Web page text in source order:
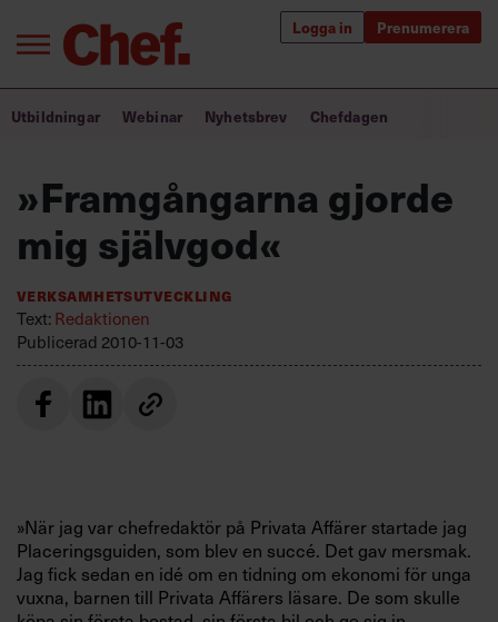
Logga in Prenumerera
Annonsera
Villkor och policy för
personuppgiftsbehandling
Sök
Bra ledare förändrar världen
Innehåll från Chef
Utbildning för ledare
Chefakademin+
Populära utbildningar
Utbildningar Webinar Nyhetsbrev Chefdagen
»Framgångarna gjorde
mig självgod«
Verksamhetsutveckling
Text:Redaktionen
Publicerad 2010-11-03
»När jag var chefredaktör på Privata Affärer startade jag
Placeringsguiden, som blev en succé. Det gav mer­smak.
Jag fick sedan en idé om en tidning om ekonomi för unga
vuxna, barnen till Privata Affärers läsare. De som skulle